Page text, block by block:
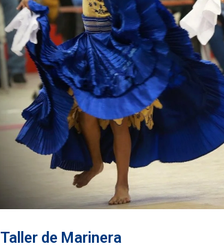
Taller de Marinera